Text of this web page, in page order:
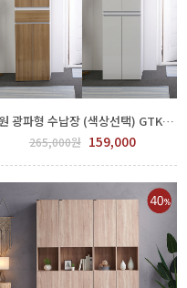
올원 광파형 수납장 (색상선택) GTK1030-5.6
265,000원 159,000